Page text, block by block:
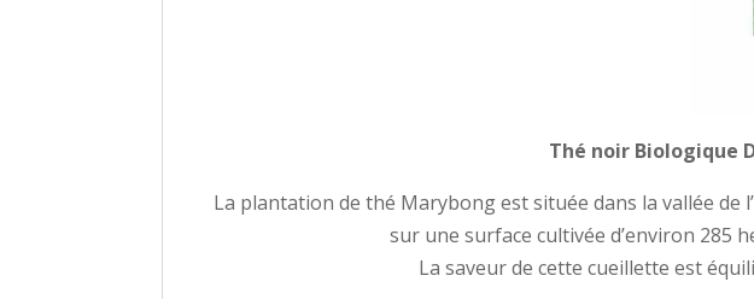
Thé noir Biologique
La plantation de thé Marybong est située dans la vallée
sur une surface cultivée d’environ 285
La saveur de cette cueillette est